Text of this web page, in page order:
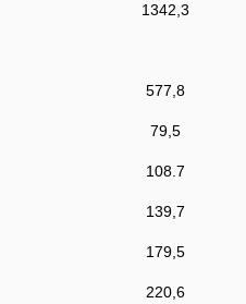
1342,3
577,8
79,5
108.7
139,7
179,5
220,6